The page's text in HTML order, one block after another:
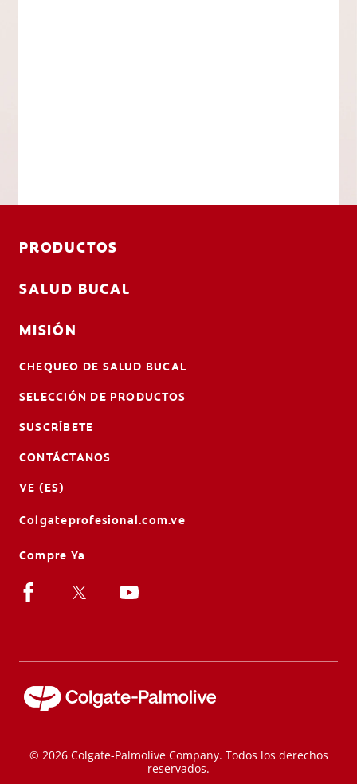
PRODUCTOS
SALUD BUCAL
MISIÓN
CHEQUEO DE SALUD BUCAL
SELECCIÓN DE PRODUCTOS
SUSCRÍBETE
CONTÁCTANOS
VE (ES)
Colgateprofesional.com.ve
Compre Ya
© 2026 Colgate-Palmolive Company. Todos los derechos
reservados.